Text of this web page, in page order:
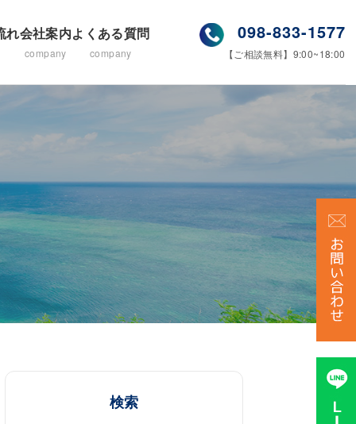
れ会社案内
company
よくある質問
company
098-833-1577
【ご相談無料】9:00~18:00
検索